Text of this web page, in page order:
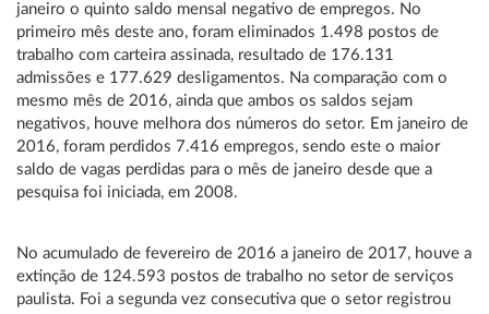
janeiro o quinto saldo mensal negativo de empregos. No
primeiro mês deste ano, foram eliminados 1.498 postos de
trabalho com carteira assinada, resultado de 176.131
admissões e 177.629 desligamentos. Na comparação com o
mesmo mês de 2016, ainda que ambos os saldos sejam
negativos, houve melhora dos números do setor. Em janeiro de
2016, foram perdidos 7.416 empregos, sendo este o maior
saldo de vagas perdidas para o mês de janeiro desde que a
pesquisa foi iniciada, em 2008.
No acumulado de fevereiro de 2016 a janeiro de 2017, houve a
extinção de 124.593 postos de trabalho no setor de serviços
paulista. Foi a segunda vez consecutiva que o setor registrou